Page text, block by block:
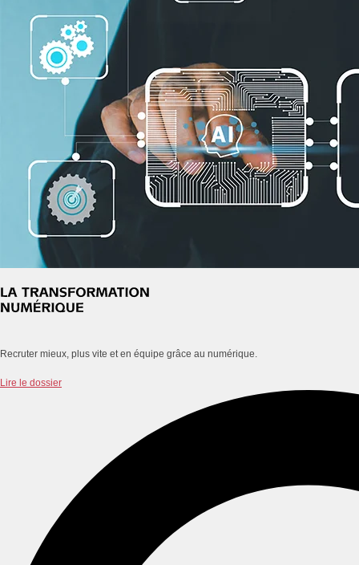
Recruter mieux, plus vite et en équipe grâce au numérique.
Lire le dossier